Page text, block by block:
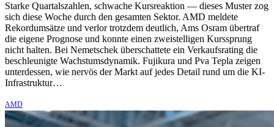
Starke Quartalszahlen, schwache Kursreaktion — dieses Muster zog
sich diese Woche durch den gesamten Sektor. AMD meldete
Rekordumsätze und verlor trotzdem deutlich, Ams Osram übertraf
die eigene Prognose und konnte einen zweistelligen Kurssprung
nicht halten. Bei Nemetschek überschattete ein Verkaufsrating die
beschleunigte Wachstumsdynamik. Fujikura und Pva Tepla zeigen
unterdessen, wie nervös der Markt auf jedes Detail rund um die KI-
Infrastruktur…
AMD